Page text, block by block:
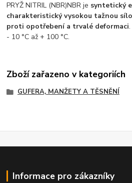
PRYŽ NITRIL (NBR)NBR je syntetický
charakteristický vysokou tažnou
proti opotřebení a trvalé deformaci
- 10 °C až + 100 °C.
Zboží zařazeno v kategoriích
GUFERA, MANŽETY A TĚSNĚNÍ
Informace pro zákazníky